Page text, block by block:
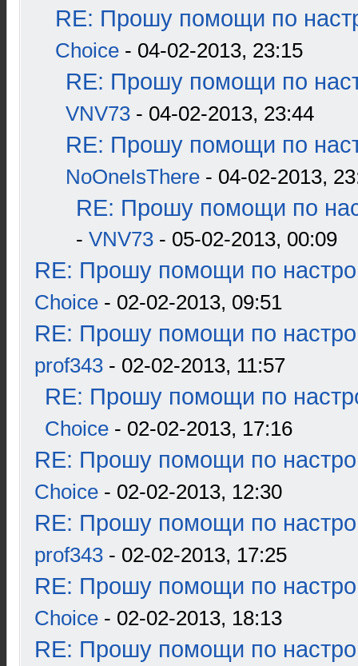
RE: Прошу помощи по
Choice - 04-02-2013, 23:15
RE: Прошу помощи по
VNV73 - 04-02-2013, 23:44
RE: Прошу помощи по
NoOneIsThere - 04-02-2013,
RE: Прошу помощи по
- VNV73 - 05-02-2013, 00:09
RE: Прошу помощи по
Choice - 02-02-2013, 09:51
RE: Прошу помощи по
prof343 - 02-02-2013, 11:57
RE: Прошу помощи по
Choice - 02-02-2013, 17:16
RE: Прошу помощи по
Choice - 02-02-2013, 12:30
RE: Прошу помощи по
prof343 - 02-02-2013, 17:25
RE: Прошу помощи по
Choice - 02-02-2013, 18:13
RE: Прошу помощи по